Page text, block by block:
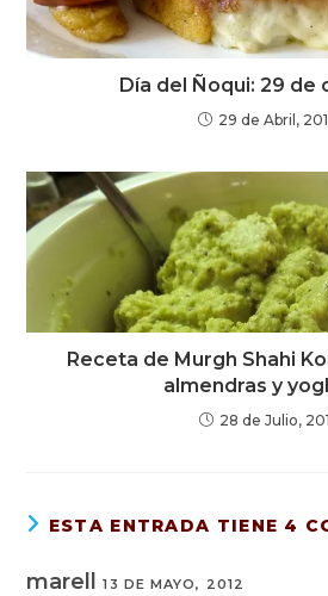
Día del Ñoqui: 29 de
29 de Abril,
Receta de Murgh Shahi
almendras y
28 de Julio,
ESTA ENTRADA TIENE 4
marell13 DE MAYO, 2012